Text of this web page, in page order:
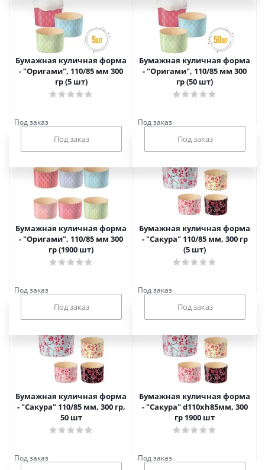
Бумажная куличная форма
- "Оригами", 110/85 мм 300
гр (5 шт)
Под заказ
Бумажная куличная форма
- "Оригами", 110/85 мм 300
гр (50 шт)
Под заказ
Бумажная куличная форма
- "Оригами", 110/85 мм 300
гр (1900 шт)
Под заказ
Бумажная куличная форма
- "Сакура" 110/85 мм, 300 гр
(5 шт)
Под заказ
Бумажная куличная форма
- "Сакура" 110/85 мм, 300 гр,
50 шт
Бумажная куличная форма
- "Сакура" d110xh85мм, 300
гр 1900 шт